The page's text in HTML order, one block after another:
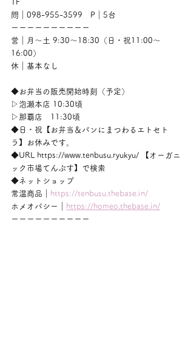
1F
問｜098-955-3599　P｜5台
ーーーーーーーーーー
営｜月〜土 9:30〜18:30（日・祝11:00〜
16:00）
休｜基本なし
◆お弁当の販売開始時刻（予定）
▷泡瀬本店 10:30頃
▷那覇店　11:30頃
◆日・祝【お弁当＆パンにまつわるエトセト
ラ】お休みです。
◆URL https://www.tenbusu.ryukyu/ 【オーガニ
ック市場てんぶす】で検索
◆ネットショップ
常温商品｜
https://tenbusu.thebase.in/
ホメオパシー｜
https://homeo.thebase.in/
ーーーーーーーーーー